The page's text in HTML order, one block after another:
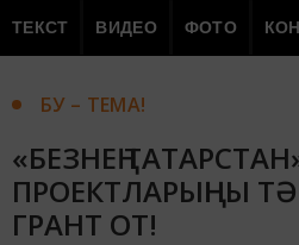
ТЕКСТ ВИДЕО ФОТО
БУ – ТЕМА!
«БЕЗНЕҢ
ПРОЕКТЛАРЫҢНЫ
ГРАНТ ОТ!